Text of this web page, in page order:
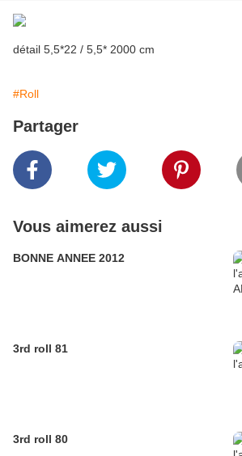
détail 5,5*22 / 5,5* 2000 cm
#Roll
Partager
Vous aimerez aussi
BONNE ANNEE 2012
3rd roll 81
3rd roll 80